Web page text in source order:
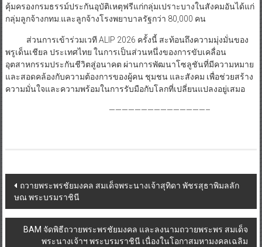
คุ้มครองกรมธรรม์ประกันอุบัติเหตุฟรีแก่กลุ่มเปราะบางในสังคมอันได้แก่
กลุ่มลูกจ้างกทม.และลูกจ้างโรงพยาบาลรัฐกว่า 80,000 คน
ส่วนการเข้าร่วมเวที ALIP 2026 ครั้งนี้ สะท้อนถึงความมุ่งมั่นของ
พรูเด็นเชียล ประเทศไทย ในการเป็นส่วนหนึ่งของการขับเคลื่อน
อุตสาหกรรมประกันชีวิตสู่อนาคต ผ่านการพัฒนาโซลูชันที่มีความหมาย
และสอดคล้องกับความต้องการของผู้คน ชุมชน และสังคม เพื่อช่วยสร้าง
ความมั่นใจและความพร้อมในการรับมือกับโลกที่เปลี่ยนแปลงอยู่เสมอ
———————————————–
Post
navigation
ถวายพระพรชัยมงคล สมเด็จพระนางเจ้าสุทิดา พัชรสุธาพิมลลัก
ษณ พระบรมราชินี
BAM จัดพิธีถวายพระพรชัยมงคล และลงนามถวายพระพร สมเด็จ
พระนางเจ้าฯ พระบรมราชินี เนื่องในโอกาสมหามงคลเฉลิม